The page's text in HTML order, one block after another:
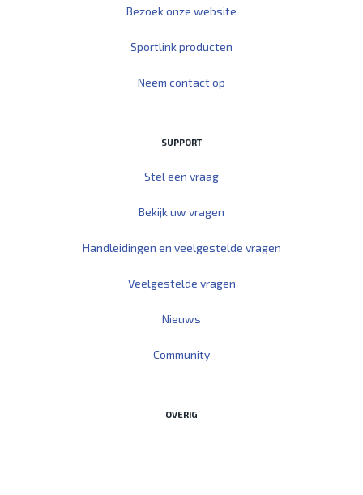
Bezoek onze website
Sportlink producten
Neem contact op
SUPPORT
Stel een vraag
Bekijk uw vragen
Handleidingen en veelgestelde vragen
Veelgestelde vragen
Nieuws
Community
OVERIG